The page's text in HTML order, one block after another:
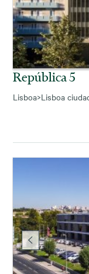
República 5
Lisboa>Lisboa